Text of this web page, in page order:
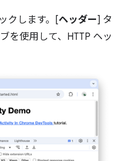
クします。[ヘッダー] タ
を使用して、HTTP ヘッ